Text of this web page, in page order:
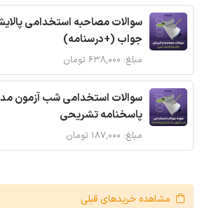
سوالات مصاحبه استخدامی
جواب (+درسنامه)
مبلغ: ۶۳۸,۰۰۰ تومان
سوالات استخدامی شب آزمون
پاسخنامه تشریحی
مبلغ: ۱۸۷,۰۰۰ تومان
مشاهده خریدهای قبلی